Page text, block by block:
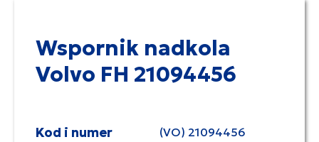
Wspornik nadkola
Volvo FH 21094456
Kod i numer
(VO) 21094456